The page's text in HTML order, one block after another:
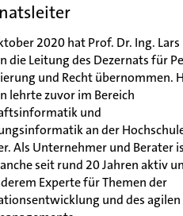
2020 hat Prof. Dr. Ing. Lars
die Leitung des Dezernats für
und Recht übernommen.
lehrte zuvor im Bereich
und
an der
Als Unternehmer und Berater
seit rund 20 Jahren aktiv
Experte für Themen der
und des agilen